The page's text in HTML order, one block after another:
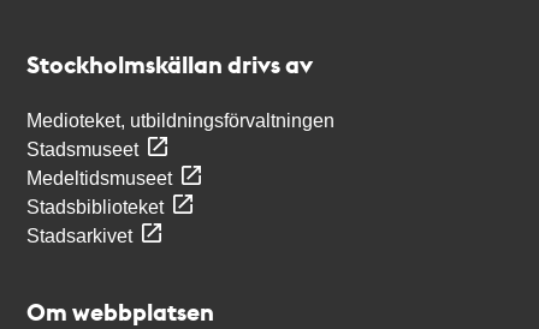
Stockholmskällan drivs av
Medioteket, utbildningsförvaltningen
Stadsmuseet
Medeltidsmuseet
Stadsbiblioteket
Stadsarkivet
Om webbplatsen